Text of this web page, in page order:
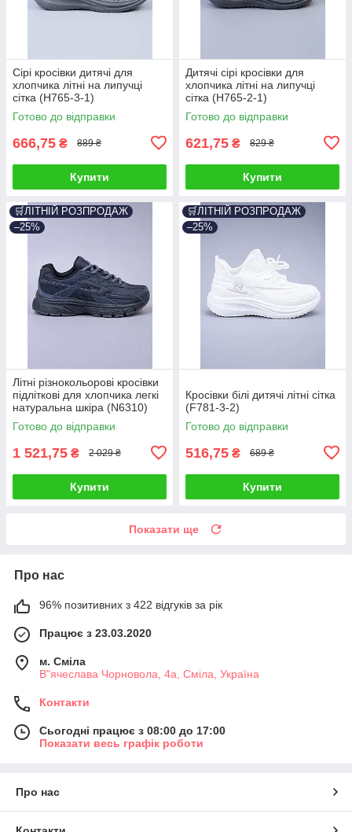
Сірі кросівки дитячі для
хлопчика літні на липучці
сітка (H765-3-1)
Готово до відправки
666,75 ₴ 889 ₴
Купити
Дитячі сірі кросівки для
хлопчика літні на липучці
сітка (H765-2-1)
Готово до відправки
621,75 ₴ 829 ₴
Купити
🛒ЛІТНІЙ РОЗПРОДАЖ
–25%
Літні різнокольорові кросівки
підліткові для хлопчика легкі
натуральна шкіра (N6310)
Готово до відправки
1 521,75 ₴ 2 029 ₴
Купити
🛒ЛІТНІЙ РОЗПРОДАЖ
–25%
Кросівки білі дитячі літні сітка
(F781-3-2)
Готово до відправки
516,75 ₴ 689 ₴
Купити
Показати ще
Про нас
96% позитивних з 422 відгуків за рік
Працює з 23.03.2020
м. Сміла
В"ячеслава Чорновола, 4а, Сміла, Україна
Контакти
Сьогодні працює з 08:00 до 17:00
Показати весь графік роботи
Про нас